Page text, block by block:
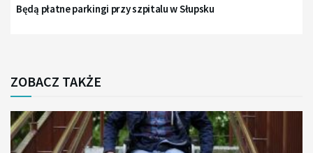
Będą płatne parkingi przy szpitalu w Słupsku
ZOBACZ TAKŻE